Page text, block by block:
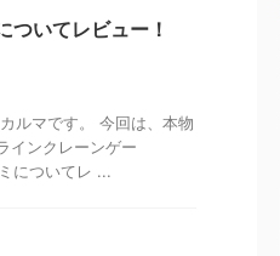
いてレビュー！
ルマです。 今回は、本物
インクレーンゲー
についてレ ...